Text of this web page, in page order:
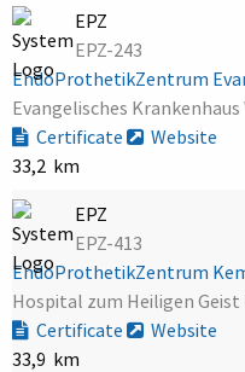
EPZ
EPZ-243
EndoProthetikZentrum
Evangelisches
Certificate
Website
33,2 km
EPZ
EPZ-413
EndoProthetikZentrum
Hospital zum Heiligen
Certificate
Website
33,9 km